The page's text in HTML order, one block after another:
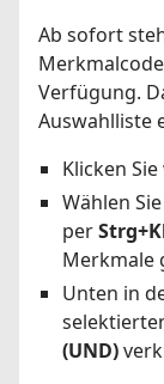
Ab sofort
Verfügung.
Auswahlliste
Klicken
Wählen
per
Merkmale
Unten in
(UND)